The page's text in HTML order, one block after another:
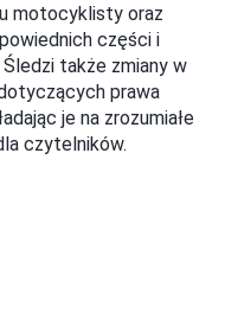
motocyklisty oraz
części i
także zmiany w
prawa
je na zrozumiałe
czytelników.